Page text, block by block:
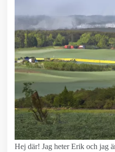
Hej där! Jag heter Erik och jag